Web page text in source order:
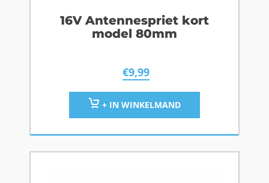
16V Antennespriet kort
model 80mm
€9,99
+ IN WINKELMAND